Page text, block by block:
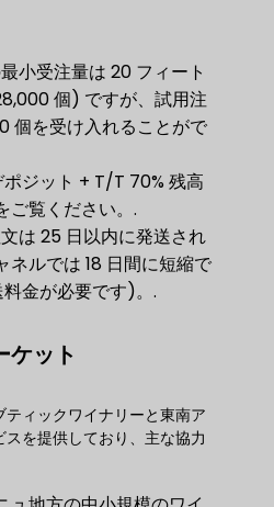
小受注量は 20 フィート
個) ですが、試用注
個を受け入れることがで
ポジット + T/T 70% 残高
ご覧ください。.
は 25 日以内に発送され
ネルでは 18 日間に短縮で
料金が必要です)。.
ケット
ィックワイナリーと東南ア
を提供しており、主な協力